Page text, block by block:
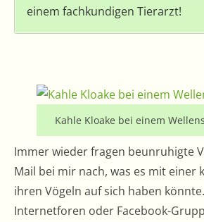
einem fachkundigen Tierarzt!
Kahle Kloake bei einem
Immer wieder fragen beunruhigte
Mail bei mir nach, was es mit einer
ihren Vögeln auf sich haben
Internetforen oder Facebook-